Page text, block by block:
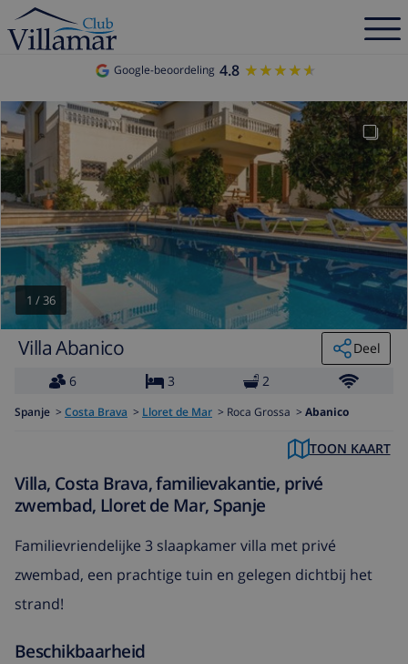
Google-beoordeling 4.8 ★★★★★
★★★★★
1 /36
Villa Abanico
Deel
6
3 2
Spanje > Costa Brava > Lloret de Mar > Roca Grossa > Abanico
TOON KAART
Villa, Costa Brava, familievakantie, privé
zwembad, Lloret de Mar, Spanje
Familievriendelijke 3 slaapkamer villa met privé
zwembad, een prachtige tuin en gelegen dichtbij het
strand!
Beschikbaarheid